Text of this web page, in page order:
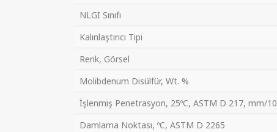
NLGI Sınıfı
Kalınlaştırıcı Tipi
Renk, Görsel
Molibdenum Disülfür, Wt. %
İşlenmiş Penetrasyon, 25ºC, ASTM D 217, mm/10
Damlama Noktası, ºC, ASTM D 2265